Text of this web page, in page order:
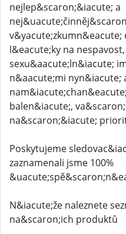
nejlep&scaron;&iacute; a
v&yacute;zkumn&eacute;
l&eacute;ky na
sexu&aacute;ln&iacute;
n&aacute;mi nyn&iacute;
balen&iacute;,
na&scaron;&iacute;
Poskytujeme
zaznamenali jsme 100%
N&iacute;že naleznete
na&scaron;ich produktů